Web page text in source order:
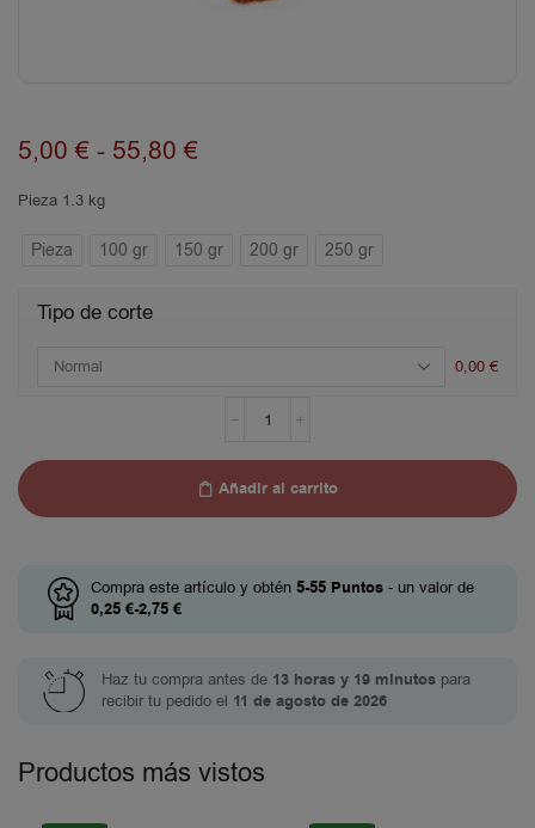
5,00 € - 55,80 €
Pieza 1.3 kg
Pieza 100 gr 150 gr 200 gr 250 gr
Tipo de corte
0,00 €
Añadir al carrito
Compra este artículo y obtén 5-55 Puntos - un valor de
0,25 €-2,75 €
Haz tu compra antes de 13 horas y 19 minutos para
recibir tu pedido el 11 de agosto de 2026
Productos más vistos